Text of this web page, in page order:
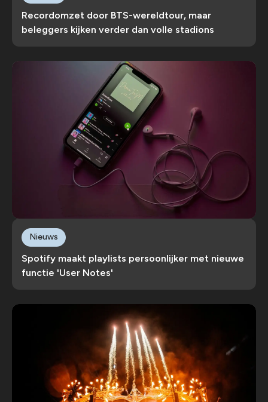
Recordomzet door BTS-wereldtour, maar
beleggers kijken verder dan volle stadions
Spotify maakt playlists persoonlijker met nieuwe
functie 'User Notes'
Nieuws